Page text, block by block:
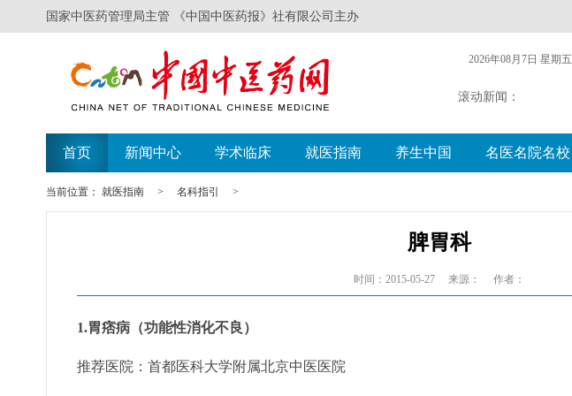
国家中医药管理局主管 《中国中医药报》社有限公司主办
2026年08月7日 星期五
滚动新闻：
首页 新闻中心 学术临床 就医指南 养生中国 名医名院名校
当前位置： 就医指南 > 名科指引 >
脾胃科
时间：2015-05-27 来源： 作者：
1.胃痞病（功能性消化不良）
推荐医院：首都医科大学附属北京中医医院